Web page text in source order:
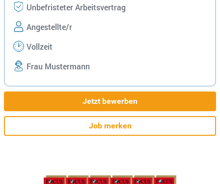
Unbefristeter Arbeitsvertrag
Angestellte/r
Vollzeit
Frau Mustermann
Jetzt bewerben
Job merken